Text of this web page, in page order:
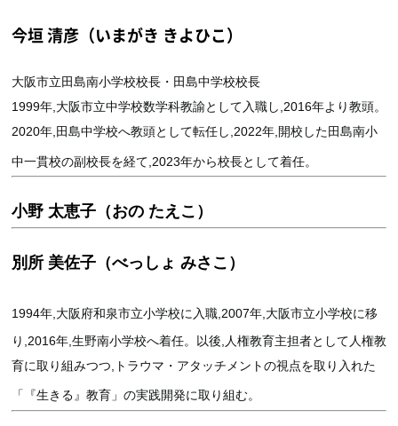
今垣 清彦（いまがき きよひこ）
大阪市立田島南小学校校長・田島中学校校長
1999年,大阪市立中学校数学科教諭として入職し,2016年より教頭。
2020年,田島中学校へ教頭として転任し,2022年,開校した田島南小
中一貫校の副校長を経て,2023年から校長として着任。
小野 太恵子（おの たえこ）
別所 美佐子（べっしょ みさこ）
1994年,大阪府和泉市立小学校に入職,2007年,大阪市立小学校に移
り,2016年,生野南小学校へ着任。以後,人権教育主担者として人権教
育に取り組みつつ,トラウマ・アタッチメントの視点を取り入れた
「『生きる』教育」の実践開発に取り組む。